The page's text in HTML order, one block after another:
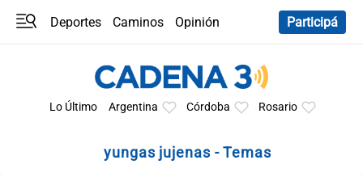
Deportes Caminos
Opinión
Participá
Lo Último Argentina Córdoba Rosario
yungas jujenas - Temas